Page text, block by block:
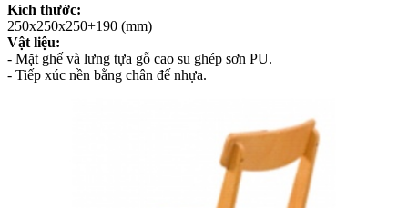
Kích thước:
250x250x250+190 (mm)
Vật liệu:
- Mặt ghế và lưng tựa gỗ cao su ghép sơn PU.
- Tiếp xúc nền bằng chân đế nhựa.